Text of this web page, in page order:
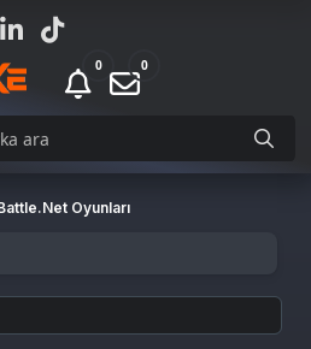
0 0
Oyunları